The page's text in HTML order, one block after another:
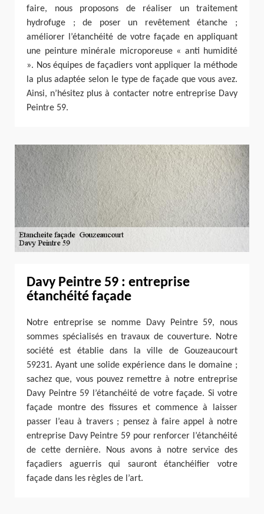
faire, nous proposons de réaliser un traitement
hydrofuge ; de poser un revêtement étanche ;
améliorer l’étanchéité de votre façade en appliquant
une peinture minérale microporeuse « anti humidité
». Nos équipes de façadiers vont appliquer la méthode
la plus adaptée selon le type de façade que vous avez.
Ainsi, n’hésitez plus à contacter notre entreprise Davy
Peintre 59.
Davy Peintre 59 : entreprise
étanchéité façade
Notre entreprise se nomme Davy Peintre 59, nous
sommes spécialisés en travaux de couverture. Notre
société est établie dans la ville de Gouzeaucourt
59231. Ayant une solide expérience dans le domaine ;
sachez que, vous pouvez remettre à notre entreprise
Davy Peintre 59 l’étanchéité de votre façade. Si votre
façade montre des fissures et commence à laisser
passer l’eau à travers ; pensez à faire appel à notre
entreprise Davy Peintre 59 pour renforcer l’étanchéité
de cette dernière. Nous avons à notre service des
façadiers aguerris qui sauront étanchéifier votre
façade dans les règles de l’art.